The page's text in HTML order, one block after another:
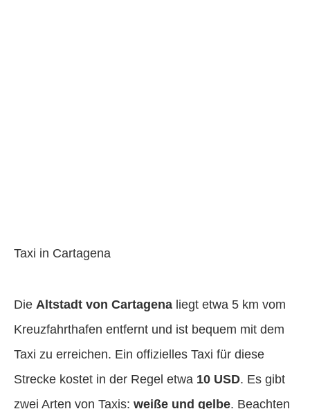
Taxi in Cartagena
Die Altstadt von Cartagena liegt etwa 5 km vom
Kreuzfahrthafen entfernt und ist bequem mit dem
Taxi zu erreichen. Ein offizielles Taxi für diese
Strecke kostet in der Regel etwa 10 USD. Es gibt
zwei Arten von Taxis: weiße und gelbe. Beachten